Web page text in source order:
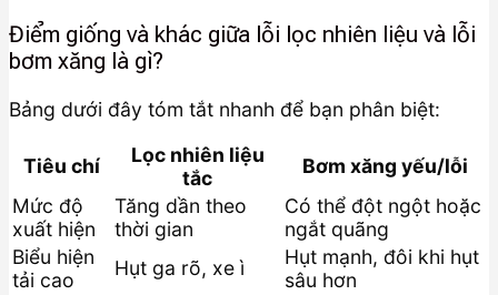
Điểm giống và khác giữa lỗi lọc nhiên liệu và lỗi
bơm xăng là gì?
Bảng dưới đây tóm tắt nhanh để bạn phân biệt:
Tiêu chí
Lọc nhiên liệu
tắc
Bơm xăng yếu/lỗi
Mức độ
xuất hiện
Tăng dần theo
thời gian
Có thể đột ngột hoặc
ngắt quãng
Biểu hiện
tải cao
Hụt ga rõ, xe ì
Hụt mạnh, đôi khi hụt
sâu hơn